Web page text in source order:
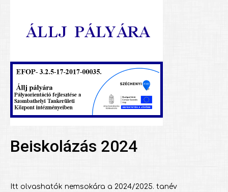
Beiskolázás 2024
Itt olvashatók nemsokára a 2024/2025. tanév